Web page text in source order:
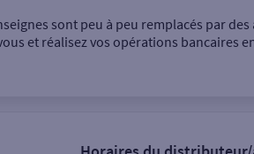
Retrait de monnaie €
sont peu à peu remplacés par des
et réalisez vos opérations bancaires